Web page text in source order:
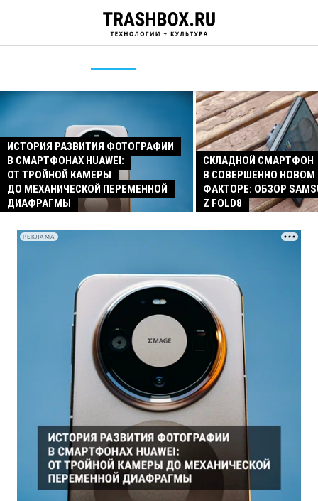
ИСТОРИЯ РАЗВИТИЯ ФОТОГРАФИИ
В СМАРТФОНАХ HUAWEI:
ОТ ТРОЙНОЙ КАМЕРЫ
ДО МЕХАНИЧЕСКОЙ ПЕРЕМЕННОЙ
ДИАФРАГМЫ
СКЛАДНОЙ СМАРТФОН
В СОВЕРШЕННО
ФАКТОРЕ: ОБЗОР
Z FOLD8
РЕКЛАМА